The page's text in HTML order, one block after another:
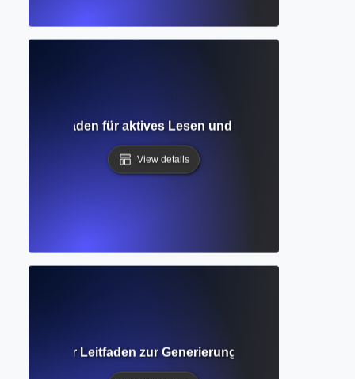
Leitfaden für aktives Lesen und das Anfertigen
View details
Leitfaden zur Generierung und Organisation